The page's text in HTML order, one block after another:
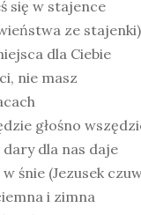
się w stajence
ze stajenki)
dla Ciebie
nie masz
głośno
dla nas daje
śnie (Jezusek
i zimna